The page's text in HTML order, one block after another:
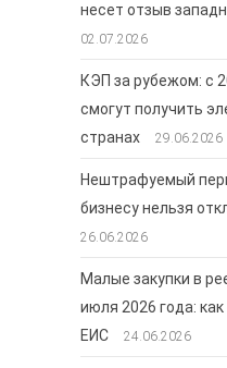
несет отзыв
02.07.2026
КЭП за рубежом: с
смогут получить
странах
29.06.2026
Нештрафуемый
бизнесу нельзя
26.06.2026
Малые закупки в
июля 2026 года:
ЕИС
24.06.2026